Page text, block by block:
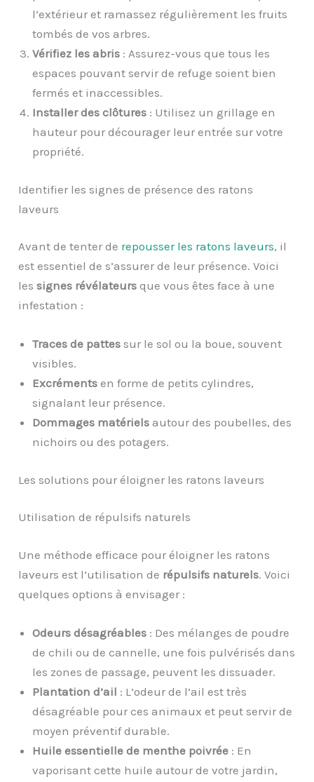
l’extérieur et ramassez régulièrement les fruits
tombés de vos arbres.
Vérifiez les abris : Assurez-vous que tous les
espaces pouvant servir de refuge soient bien
fermés et inaccessibles.
Installer des clôtures : Utilisez un grillage en
hauteur pour décourager leur entrée sur votre
propriété.
Identifier les signes de présence des ratons
laveurs
Avant de tenter de repousser les ratons laveurs, il
est essentiel de s’assurer de leur présence. Voici
lessignes révélateurs que vous êtes face à une
infestation :
Traces de pattes sur le sol ou la boue, souvent
visibles.
Excréments en forme de petits cylindres,
signalant leur présence.
Dommages matériels autour des poubelles, des
nichoirs ou des potagers.
Les solutions pour éloigner les ratons laveurs
Utilisation de répulsifs naturels
Une méthode efficace pour éloigner les ratons
laveurs est l’utilisation de répulsifs naturels. Voici
quelques options à envisager :
Odeurs désagréables : Des mélanges de poudre
de chili ou de cannelle, une fois pulvérisés dans
les zones de passage, peuvent les dissuader.
Plantation d’ail : L’odeur de l’ail est très
désagréable pour ces animaux et peut servir de
moyen préventif durable.
Huile essentielle de menthe poivrée : En
vaporisant cette huile autour de votre jardin,